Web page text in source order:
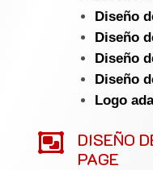
Diseño
Diseño
Diseño
Diseño
Logo

DISEÑO
PAGE